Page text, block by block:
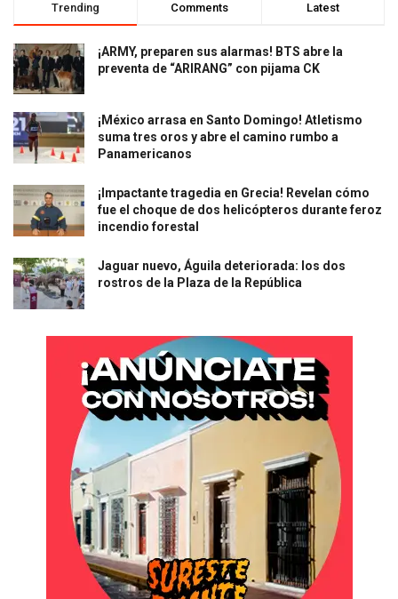
Trending Comments Latest
¡ARMY, preparen sus alarmas! BTS abre la
preventa de “ARIRANG” con pijama CK
¡México arrasa en Santo Domingo! Atletismo
suma tres oros y abre el camino rumbo a
Panamericanos
¡Impactante tragedia en Grecia! Revelan cómo
fue el choque de dos helicópteros durante feroz
incendio forestal
Jaguar nuevo, Águila deteriorada: los dos
rostros de la Plaza de la República